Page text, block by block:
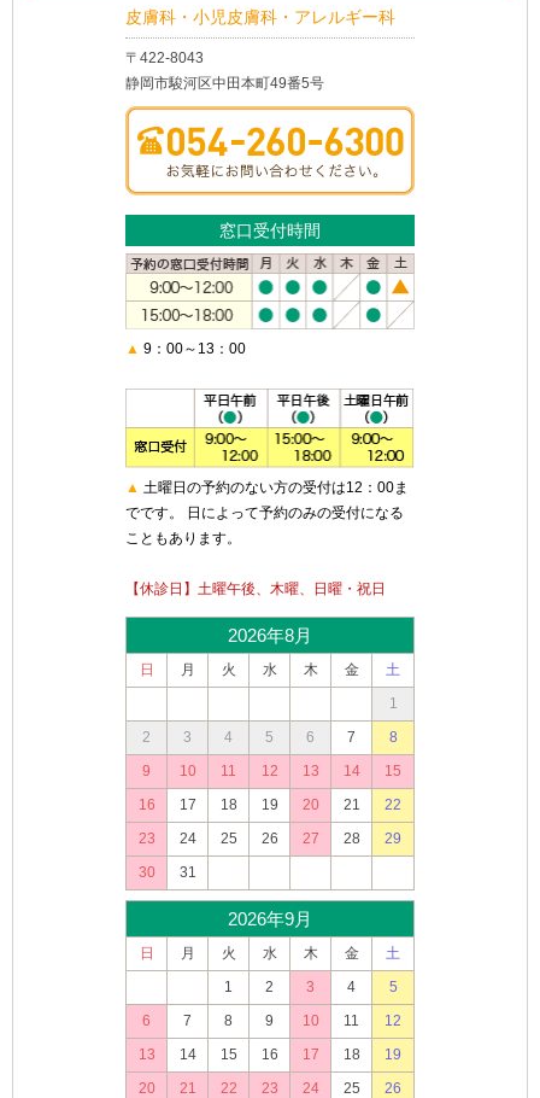
皮膚科・小児皮膚科・アレルギー科
〒422-8043
静岡市駿河区中田本町49番5号
窓口受付時間
▲ 9：00～13：00
▲ 土曜日の予約のない方の受付は12：00ま
でです。 日によって予約のみの受付になる
こともあります。
【休診日】土曜午後、木曜、日曜・祝日
2026年8月
日 月 火 水 木 金
土
1
2
3 4 5 6 7
8
9
10 11 12 13 14
15
16
17 18 19 20 21
22
23
24 25 26 27 28
29
30
31
2026年9月
日 月 火 水 木 金
土
1
2 3 4
5
6
7 8 9 10 11
12
13
14 15 16 17 18
19
20
21 22 23 24 25
26